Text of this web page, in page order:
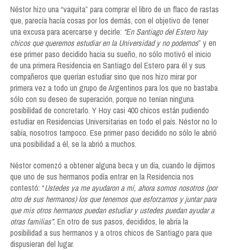
Néstor hizo una “vaquita” para comprar el libro de un flaco de rastas
que, parecía hacía cosas por los demás, con el objetivo de tener
una excusa para acercarse y decirle: “En Santiago del Estero hay
chicos que queremos estudiar en la Universidad y no podemos” y en
ese primer paso decidido hacia su sueño, no sólo motivó el inicio
de una primera Residencia en Santiago del Estero para él y sus
compañeros que querían estudiar sino que nos hizo mirar por
primera vez a todo un grupo de Argentinos para los que no bastaba
sólo con su deseo de superación, porque no tenían ninguna
posibilidad de concretarlo. Y Hoy casi 400 chicos están pudiendo
estudiar en Residencias Universitarias en todo el país. Néstor no lo
sabía, nosotros tampoco. Ese primer paso decidido no sólo le abrió
una posibilidad a él, se la abrió a muchos.
Néstor comenzó a obtener alguna beca y un día, cuando le dijimos
que uno de sus hermanos podía entrar en la Residencia nos
contestó: “Ustedes ya me ayudaron a mí, ahora somos nosotros (por
otro de sus hermanos) los que tenemos que esforzarnos y juntar para
que mis otros hermanos puedan estudiar y ustedes puedan ayudar a
otras familias”. En otro de sus pasos, decididos, le abría la
posibilidad a sus hermanos y a otros chicos de Santiago para que
dispusieran del lugar.